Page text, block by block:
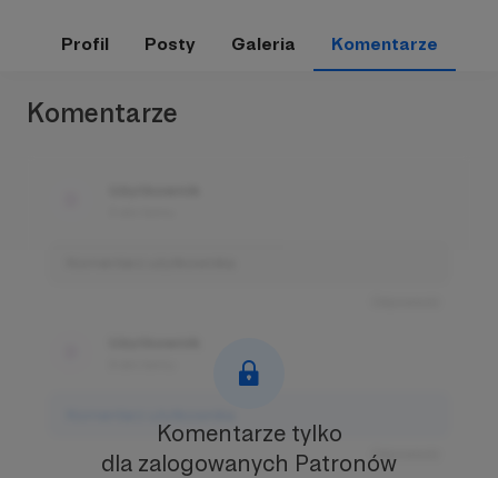
Profil Posty Galeria Komentarze
Komentarze
Odpowiedz
Komentarze tylko
dla zalogowanych Patronów